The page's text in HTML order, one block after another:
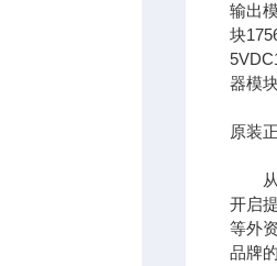
输出
块
器模
原装
从全
开启
等外
品牌